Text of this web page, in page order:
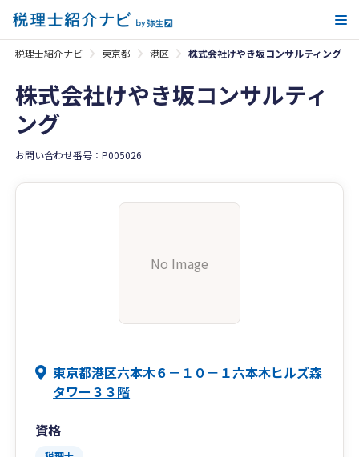
税理士紹介ナビ 東京都 港区 株式会社けやき坂コンサルティング
株式会社けやき坂コンサルティ
ング
お問い合わせ番号：P005026
No Image
東京都港区六本木６－１０－１六本木ヒルズ森
タワー３３階
資格